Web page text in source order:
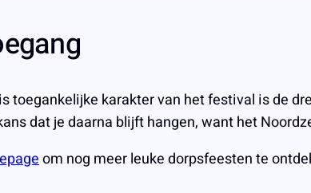
toegankelijke karakter van het festival is de
dat je daarna blijft hangen, want het
om nog meer leuke dorpsfeesten te